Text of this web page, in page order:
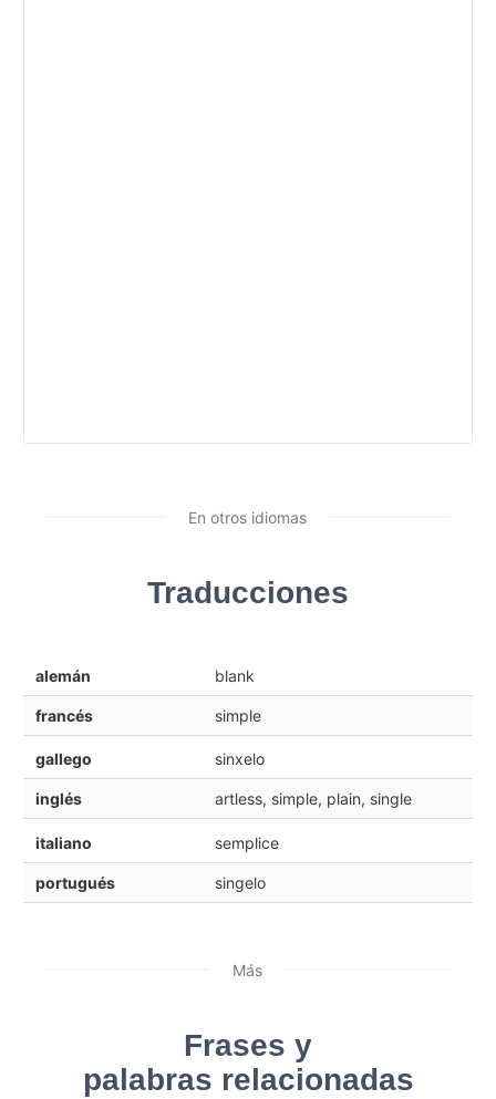
En otros idiomas
Traducciones
alemán blank
francés simple
gallego sinxelo
inglés artless, simple, plain, single
italiano semplice
portugués singelo
Más
Frases y
palabras relacionadas